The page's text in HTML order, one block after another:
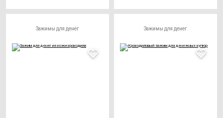
Зажимы для денег Зажимы для денег